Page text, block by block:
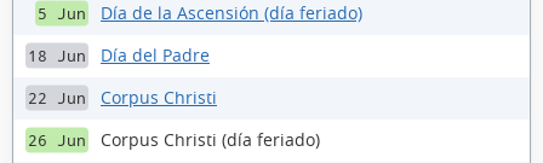
5 Jun Día de la Ascensión (día feriado)
18 Jun Día del Padre
22 Jun Corpus Christi
26 Jun Corpus Christi (día feriado)